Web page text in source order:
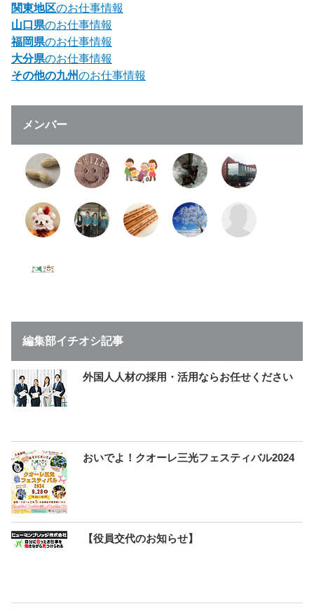
関東地区のお仕事情報
山口県のお仕事情報
福岡県のお仕事情報
大分県のお仕事情報
その他の九州のお仕事情報
メンバー
編集部イチオシ記事
外国人人材の採用・活用ならお任せください
おいでよ！クオーレ三光フェスティバル2024
【役員交代のお知らせ】